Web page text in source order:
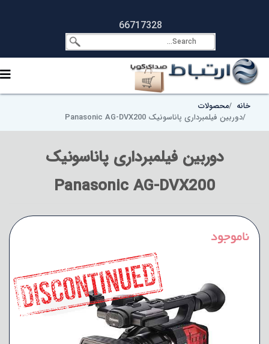
66717328
خانه
محصولات
دوربین فیلمبرداری پاناسونیک Panasonic AG-DVX200
دوربین فیلمبرداری پاناسونیک
Panasonic AG-DVX200